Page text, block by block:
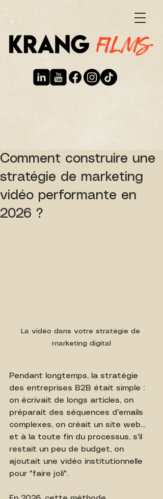
Comment construire une
stratégie de marketing
vidéo performante en
2026 ?
La vidéo dans votre stratégie de
marketing digital
Pendant longtemps, la stratégie
des entreprises B2B était simple :
on écrivait de longs articles, on
préparait des séquences d'emails
complexes, on créait un site web...
et à la toute fin du processus, s'il
restait un peu de budget, on
ajoutait une vidéo institutionnelle
pour "faire joli".